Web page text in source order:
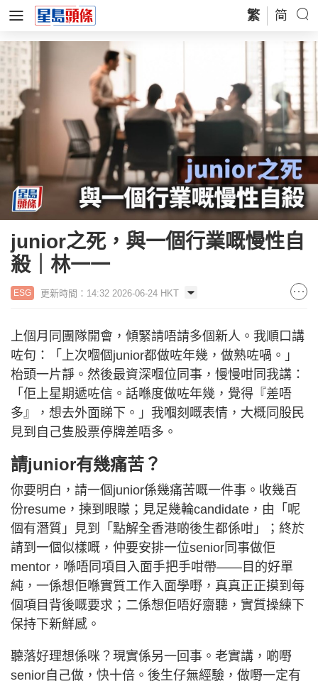
繁 简
junior之死，與一個行業嘅慢性自
殺｜林一一
ESG 更新時間：14:32 2026-06-24 HKT
上個月同團隊開會，傾緊請唔請多個新人。我順口講
咗句：「上次嗰個junior都做咗年幾，做熟咗喎。」
枱頭一片靜。然後最資深嗰位同事，慢慢咁同我講：
「佢上星期遞咗信。話喺度做咗年幾，覺得『差唔
多』，想去外面睇下。」我嗰刻嘅表情，大概同股民
見到自己隻股票停牌差唔多。
請junior有幾痛苦？
你要明白，請一個junior係幾痛苦嘅一件事。收幾百
份resume，揀到眼矇；見足幾輪candidate，由「呢
個有潛質」見到「點解全香港啲後生都係咁」；終於
請到一個似樣嘅，仲要安排一位senior同事做佢
mentor，喺唔同項目入面手把手咁帶——目的好單
純，一係想佢喺實質工作入面學嘢，真真正正摸到每
個項目背後嘅要求；二係想佢唔好齋聽，實質操練下
保持下新鮮感。
聽落好理想係咪？現實係另一回事。老實講，啲嘢
senior自己做，快十倍。後生仔無經驗，做嘢一定有